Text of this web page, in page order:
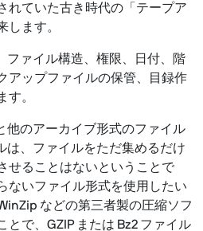
れていた古き時代の「テープア
します。
ファイル構造、権限、日付、階
アップファイルの保管、目録作
す。
他のアーカイブ形式のファイル
は、ファイルをただ集めるだけ
せることはないということで
ないファイル形式を使用したい
などの第三者製の圧縮ソフ
とで、GZIP または Bz2 ファイル